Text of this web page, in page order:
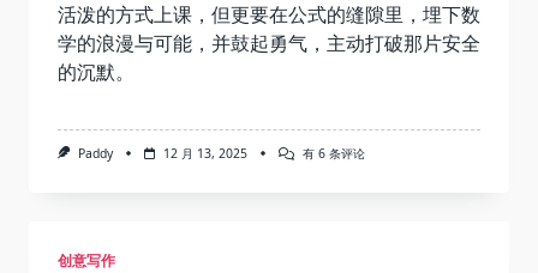
活泼的方式上课，但更要在公式的缝隙里，埋下数
学的浪漫与可能，并鼓起勇气，主动打破那片安全
的沉默。
Paddy 12 月 13, 2025
我
有 6 条评论
创意写作